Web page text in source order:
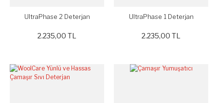
UltraPhase 2 Deterjan
2.235,00 TL
UltraPhase 1 Deterjan
2.235,00 TL